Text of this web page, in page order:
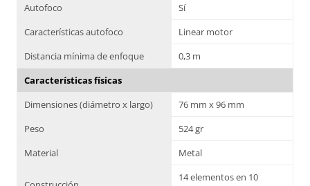
Autofoco
Sí
Características autofoco
Linear motor
Distancia mínima de enfoque
0,3 m
Características físicas
Dimensiones (diámetro x largo)
76 mm x 96 mm
Peso
524 gr
Material
Metal
14 elementos en 10